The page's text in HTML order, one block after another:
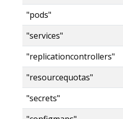
"pods"
"services"
"replicationcontrollers"
"resourcequotas"
"secrets"